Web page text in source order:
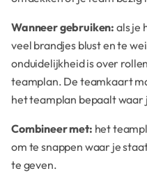
Wanneer gebruiken: als je
veel brandjes blust en te
onduidelijkheid is over
teamplan. De teamkaart
het teamplan bepaalt waar
Combineer met: het
om te snappen waar je
te geven.